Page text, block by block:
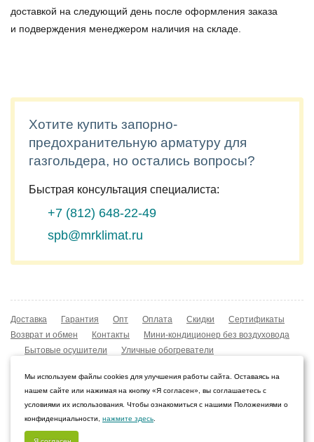
доставкой на следующий день после оформления заказа
и подверждения менеджером наличия на складе.
Хотите купить запорно-
предохранительную арматуру для
газгольдера, но остались вопросы?
Быстрая консультация специалиста:
+7 (812) 648-22-49
spb@mrklimat.ru
Доставка Гарантия Опт Оплата Скидки
Сертификаты
Возврат и обмен
Контакты
Мини-кондиционер без воздуховода
Бытовые осушители
Уличные обогреватели
Охладители воздуха
Конвекторы NOBO
© 2009–2026 Интернет-магазин «Мистер Климат»
Санкт-Петербург, Ленинградская область
Мы используем файлы cookies для улучшения работы сайта. Оставаясь на
нашем сайте или нажимая на кнопку «Я согласен», вы соглашаетесь с
условиями их использования. Чтобы ознакомиться с нашими Положениями о
конфиденциальности, нажмите здесь